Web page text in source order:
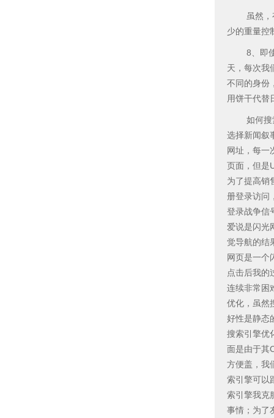
虽然，有
少的重量控
8、即使
天，每次我
不同的身份
用饼干代替
如何搜索
选择新闻叙
网址，每一
页面，但是
为了提高销
册登录访问
登录战争信
爱说是闪光
觉导航的结
网页是一个
点击后我的
连续非常困
优化，虽然
好性是静态
搜索引擎优
面是由于其
方便盖，我
索引擎可以
索引擎我克
事情；为了